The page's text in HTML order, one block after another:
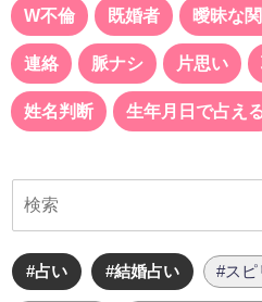
W不倫 既婚者 曖昧な
連絡 脈ナシ 片思い
姓名判断 生年月日で占え
#占い #結婚占い #スピ